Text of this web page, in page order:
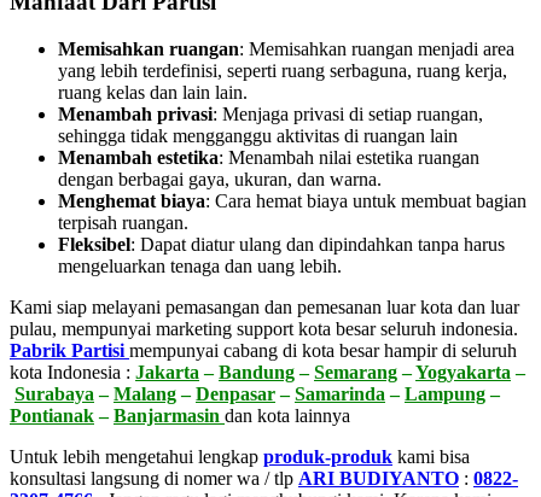
Memisahkan ruangan: Memisahkan ruangan menjadi area
yang lebih terdefinisi, seperti ruang serbaguna, ruang kerja,
ruang kelas dan lain lain.
Menambah privasi: Menjaga privasi di setiap ruangan,
sehingga tidak mengganggu aktivitas di ruangan lain
Menambah estetika: Menambah nilai estetika ruangan
dengan berbagai gaya, ukuran, dan warna.
Menghemat biaya: Cara hemat biaya untuk membuat bagian
terpisah ruangan.
Fleksibel: Dapat diatur ulang dan dipindahkan tanpa harus
mengeluarkan tenaga dan uang lebih.
Kami siap melayani pemasangan dan pemesanan luar kota dan luar
pulau, mempunyai marketing support kota besar seluruh indonesia.
Pabrik Partisi mempunyai cabang di kota besar hampir di seluruh
kota Indonesia : Jakarta –Bandung–Semarang–Yogyakarta –
Surabaya –Malang–Denpasar–Samarinda –Lampung–
Pontianak–Banjarmasin dan kota lainnya
Untuk lebih mengetahui lengkap produk-produk kami bisa
konsultasi langsung di nomer wa / tlp ARI BUDIYANTO : 0822-